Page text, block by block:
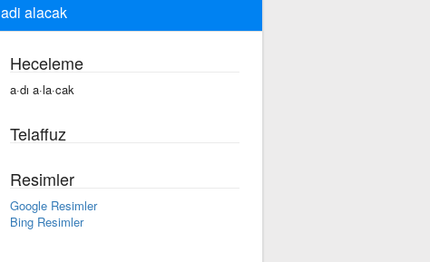
adi alacak
Heceleme
a·dı a·la·cak
Telaffuz
Resimler
Google Resimler
Bing Resimler